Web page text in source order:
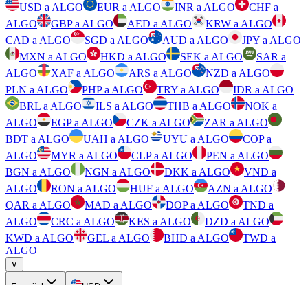
USD a ALGO
EUR a ALGO INR a ALGO
CHF a
ALGO
GBP a ALGO AED a ALGO
KRW a ALGO
CAD a ALGO
SGD a ALGO AUD a ALGO
JPY a ALGO
MXN a ALGO
HKD a ALGO SEK a ALGO
SAR a
ALGO
XAF a ALGO ARS a ALGO
NZD a ALGO
PLN a ALGO
PHP a ALGO TRY a ALGO
IDR a ALGO
BRL a ALGO
ILS a ALGO THB a ALGO
NOK a
ALGO
EGP a ALGO CZK a ALGO
ZAR a ALGO
BDT a ALGO
UAH a ALGO UYU a ALGO
COP a
ALGO
MYR a ALGO CLP a ALGO
PEN a ALGO
BGN a ALGO
NGN a ALGO DKK a ALGO
VND a
ALGO
RON a ALGO HUF a ALGO
AZN a ALGO
QAR a ALGO
MAD a ALGO DOP a ALGO
TND a
ALGO
CRC a ALGO KES a ALGO
DZD a ALGO
KWD a ALGO
GEL a ALGO BHD a ALGO
TWD a
ALGO
∨